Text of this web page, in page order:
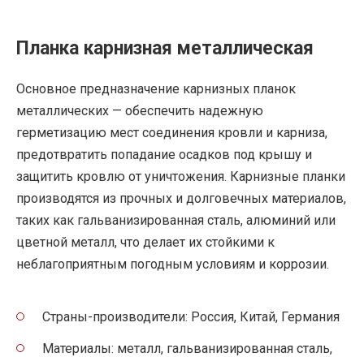
Планка карнизная металлическая
Основное предназначение карнизных планок
металлических — обеспечить надежную
герметизацию мест соединения кровли и карниза,
предотвратить попадание осадков под крышу и
защитить кровлю от уничтожения. Карнизные планки
производятся из прочных и долговечных материалов,
таких как гальванизированная сталь, алюминий или
цветной металл, что делает их стойкими к
неблагоприятным погодным условиям и коррозии.
Страны-производители: Россия, Китай, Германия
Материалы: металл, гальванизированная сталь,